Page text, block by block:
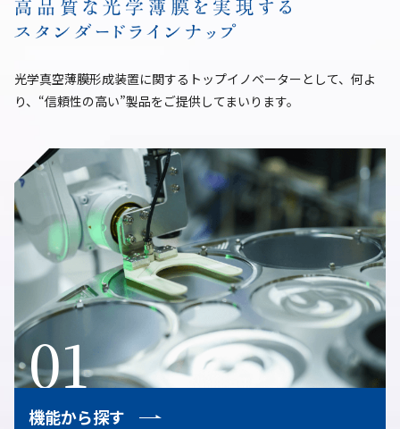
光学真空薄膜形成装置に関するトップイノベーターとして、 何よ
り、“信頼性の高い”製品をご提供してまいります。
01
機能から探す